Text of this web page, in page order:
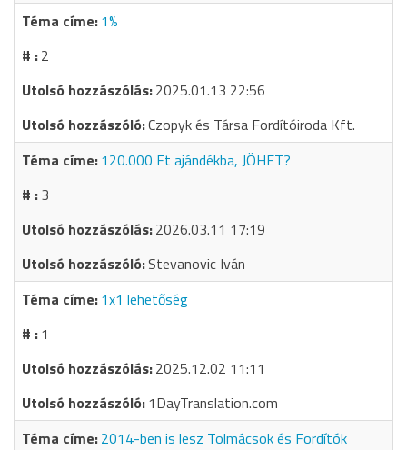
1%
2
2025.01.13 22:56
Czopyk és Társa Fordítóiroda Kft.
120.000 Ft ajándékba, JÖHET?
3
2026.03.11 17:19
Stevanovic Iván
1x1 lehetőség
1
2025.12.02 11:11
1DayTranslation.com
2014-ben is lesz Tolmácsok és Fordítók